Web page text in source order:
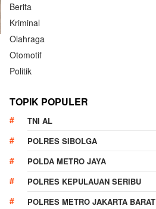
Berita
Kriminal
Olahraga
Otomotif
Politik
TOPIK POPULER
TNI AL
POLRES SIBOLGA
POLDA METRO JAYA
POLRES KEPULAUAN SERIBU
POLRES METRO JAKARTA BARAT